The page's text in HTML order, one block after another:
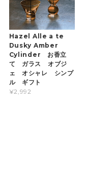
Hazel Alle a te
Dusky Amber
Cylinder お香立
て ガラス オブジ
ェ オシャレ シンプ
ル ギフト
¥2,992